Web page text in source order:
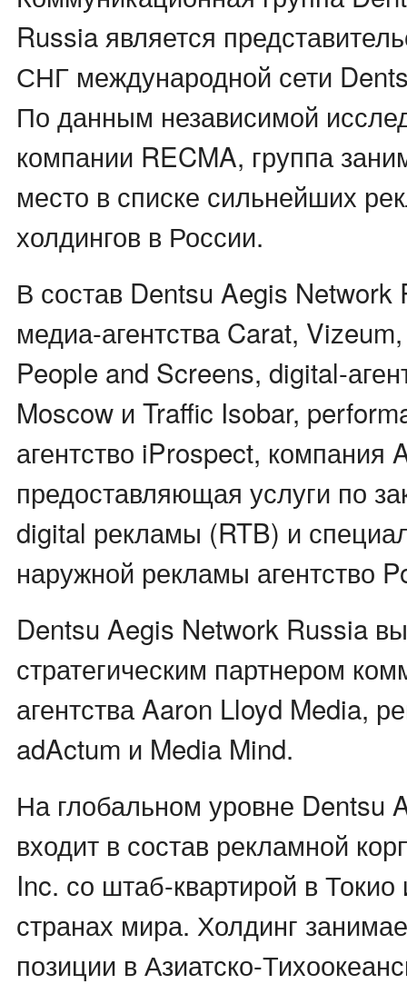
Russia является
СНГ международной сети
По данным независимой
компании RECMA, группа
место в списке сильнейших
холдингов в России.
В состав Dentsu Aegis Network
медиа-агентства Carat,
People and Screens, digital-
Moscow и Traffic Isobar,
агентство iProspect, компания
предоставляющая услуги по
digital рекламы (RTB) и
наружной рекламы агентство
Dentsu Aegis Network Russia
стратегическим партнером
агентства Aaron Lloyd Media,
adActum и Media Mind.
На глобальном уровне Dentsu
входит в состав рекламной
Inc. со штаб-квартирой в
странах мира. Холдинг
позиции в Азиатско-